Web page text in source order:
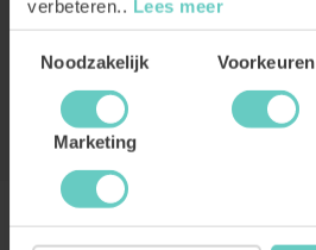
verbeteren.. Lees meer
Toestemmingsselectie
Noodzakelijk Voorkeuren
Marketing